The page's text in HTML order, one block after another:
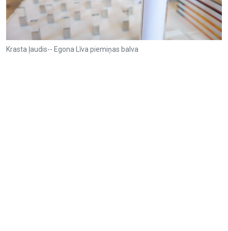
Krasta ļaudis-- Egona Līva piemiņas balva